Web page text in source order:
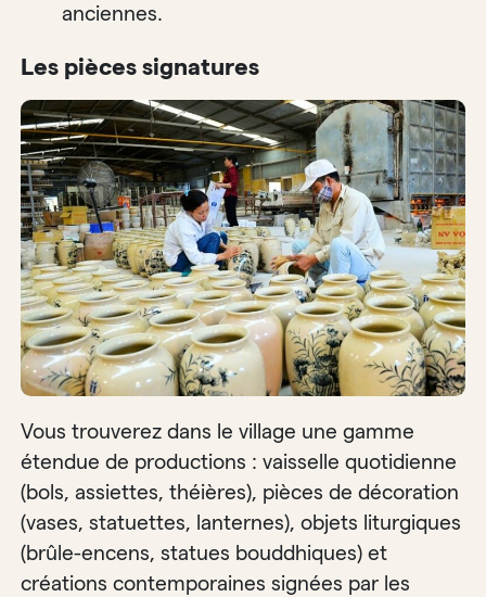
anciennes.
Les pièces signatures
Vous trouverez dans le village une gamme
étendue de productions : vaisselle quotidienne
(bols, assiettes, théières), pièces de décoration
(vases, statuettes, lanternes), objets liturgiques
(brûle-encens, statues bouddhiques) et
créations contemporaines signées par les